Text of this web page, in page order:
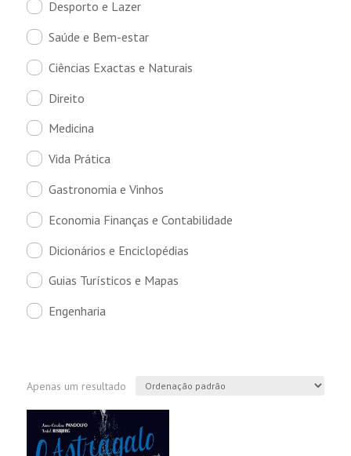
Desporto e Lazer
Saúde e Bem-estar
Ciências Exactas e Naturais
Direito
Medicina
Vida Prática
Gastronomia e Vinhos
Economia Finanças e Contabilidade
Dicionários e Enciclopédias
Guias Turísticos e Mapas
Engenharia
Apenas um resultado